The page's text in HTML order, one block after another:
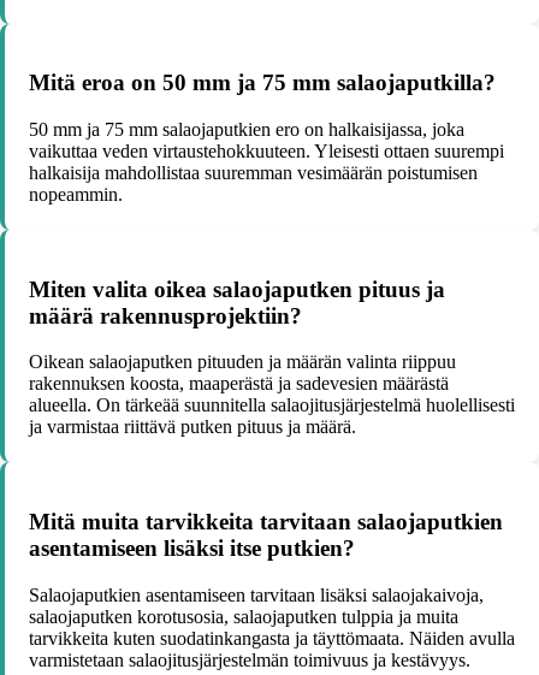
Mitä eroa on 50 mm ja 75 mm salaojaputkilla?
50 mm ja 75 mm salaojaputkien ero on halkaisijassa, joka
vaikuttaa veden virtaustehokkuuteen. Yleisesti ottaen suurempi
halkaisija mahdollistaa suuremman vesimäärän poistumisen
nopeammin.
Miten valita oikea salaojaputken pituus ja
määrä rakennusprojektiin?
Oikean salaojaputken pituuden ja määrän valinta riippuu
rakennuksen koosta, maaperästä ja sadevesien määrästä
alueella. On tärkeää suunnitella salaojitusjärjestelmä huolellisesti
ja varmistaa riittävä putken pituus ja määrä.
Mitä muita tarvikkeita tarvitaan salaojaputkien
asentamiseen lisäksi itse putkien?
Salaojaputkien asentamiseen tarvitaan lisäksi salaojakaivoja,
salaojaputken korotusosia, salaojaputken tulppia ja muita
tarvikkeita kuten suodatinkangasta ja täyttömaata. Näiden avulla
varmistetaan salaojitusjärjestelmän toimivuus ja kestävyys.